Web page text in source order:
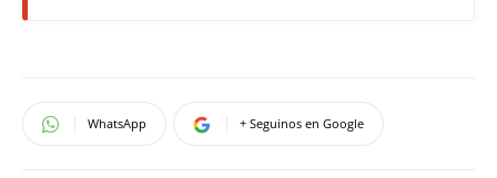
WhatsApp + Seguinos en Google